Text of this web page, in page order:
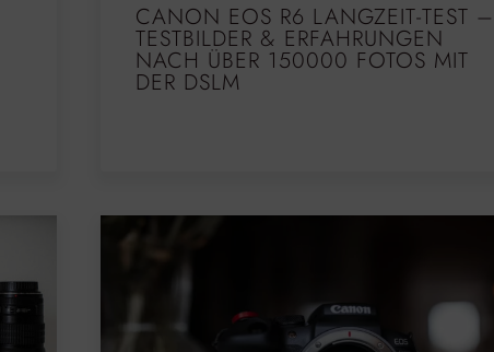
CANON EOS R6 LANGZEIT-TEST –
TESTBILDER & ERFAHRUNGEN
NACH ÜBER 150000 FOTOS MIT
DER DSLM